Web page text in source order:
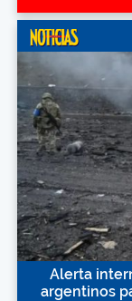
Alerta
argentinos